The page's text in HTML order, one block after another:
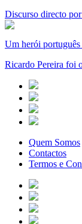
Discurso directo
Um herói
Ricardo Pereira foi
Quem Somos
Contactos
Termos e